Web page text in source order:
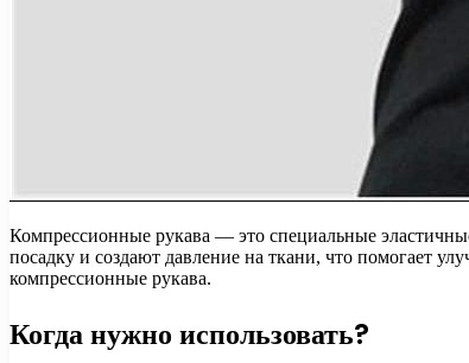
Компрессионные рукава — это специальные
посадку и создают давление на ткани, что помогает
компрессионные рукава.
Когда нужно использовать?